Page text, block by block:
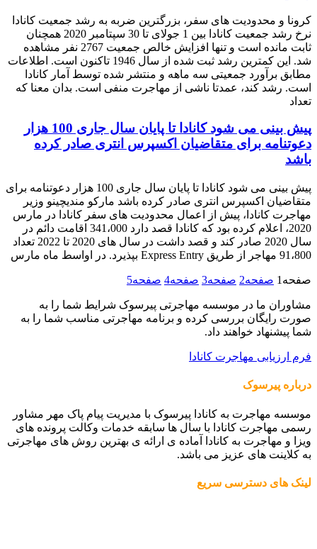
کرونا و محدودیت های سفر، بزرگترین ضربه به رشد جمعیت کانادا
نرخ رشد جمعیت کانادا بین 1 جولای تا 30 سپتامبر 2020 همچنان
ثابت مانده است و تنها افزایش خالص جمعیت 2767 نفر مشاهده
شد. این کمترین رشد ثبت شده از سال 1946 تاکنون است. اطلاعات
مطابق برآورد جمعیتی سه ماهه و منتشر شده توسط آمار کانادا
است. رشد کند، عمدتا ناشی از مهاجرت منفی است. بدان معنا که
تعداد
پیش بینی می شود کانادا تا پایان سال جاری 100 هزار
دعوتنامه برای متقاضیان اکسپرس انتری صادر کرده
باشد
پیش بینی می شود کانادا تا پایان سال جاری 100 هزار دعوتنامه برای
متقاضیان اکسپرس انتری صادر کرده باشد مارکو مندیچینو وزیر
مهاجرت کانادا، پیش از اعمال محدودیت های سفر کانادا در مارس
2020، اعلام کرده بود که کانادا قصد دارد 341،000 اقامت دائم در
سال 2020 صادر کند و قصد داشت در سال های 2020 تا 2022 تعداد
91،800 مهاجر از طریق Express Entry بپذیرد. در اواسط ماه مارس
صفحه 1 صفحه2 صفحه3 صفحه4 صفحه5
مشاوران ما در موسسه مهاجرتی پیرسوک شرایط شما را به
صورت رایگان بررسی کرده و برنامه مهاجرتی مناسب شما را به
شما پیشنهاد خواهند داد.
فرم ارزیابی مهاجرت کانادا
درباره پیرسوک
موسسه مهاجرت به کانادا پیرسوک با مدیریت پیام پاک مهر مشاور
رسمی مهاجرت کانادا با سال ها سابقه خدمات وکالت پرونده های
ویزا و مهاجرت به کانادا آماده ی ارائه ی بهترین روش های مهاجرتی
به کلاینت های عزیز می باشد.
لینک های دسترسی سریع